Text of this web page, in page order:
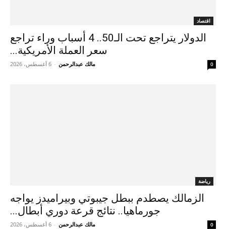
اقتصاد
الدولار يتراجع تحت الـ50.. 4 أسباب وراء تراجع
سعر العملة الأمريكية...
مالك عبدالرحمن - 6 أغسطس، 2026 0
رياضة
الزمالك يصطدم ببطل جيبوتي وبيراميدز يواجه
جورماهيا.. نتائج قرعة دوري أبطال...
مالك عبدالرحمن - 6 أغسطس، 2026 0